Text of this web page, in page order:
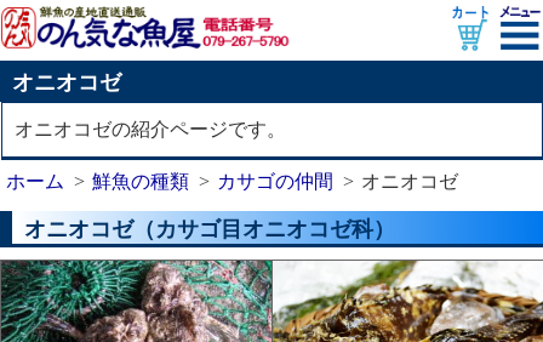
オニオコゼ
オニオコゼの紹介ページです。
ホーム 鮮魚の種類 カサゴの仲間 オニオコゼ
オニオコゼ（カサゴ目オニオコゼ科）